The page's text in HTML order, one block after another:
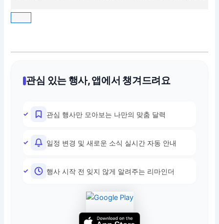
관심 있는 행사, 앱에서 챙겨드려요
관심 행사만 모아보는 나만의 맞춤 달력
일정 변경 및 새로운 소식 실시간 자동 안내
행사 시작 전 잊지 않게 알려주는 리마인더